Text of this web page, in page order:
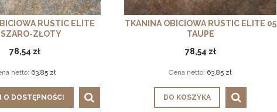
RUSTIC ELITE
ZŁOTY
78,54 zł
netto: 63,85 zł
O DOSTĘPNOŚCI
TKANINA OBICIOWA RUSTIC ELITE 05
TAUPE
78,54 zł
Cena netto: 63,85 zł
DO KOSZYKA